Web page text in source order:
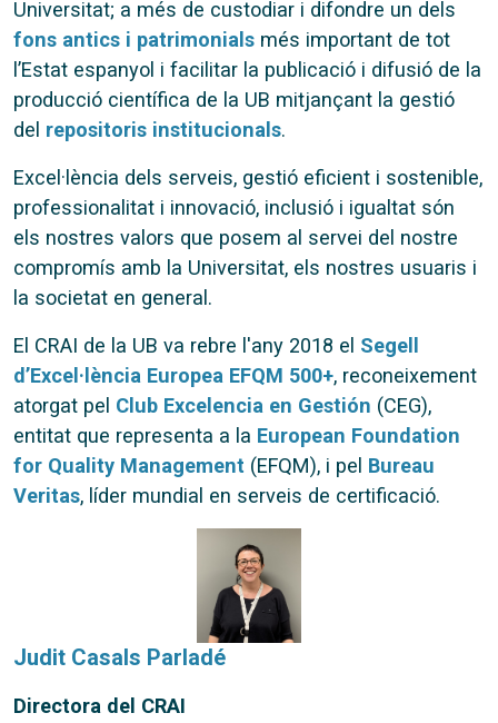
Universitat; a més de custodiar i difondre un dels
fons antics i patrimonials més important de tot
l’Estat espanyol i facilitar la publicació i difusió de la
producció científica de la UB mitjançant la gestió
del repositoris institucionals.
Excel·lència dels serveis, gestió eficient i sostenible,
professionalitat i innovació, inclusió i igualtat són
els nostres valors que posem al servei del nostre
compromís amb la Universitat, els nostres usuaris i
la societat en general.
El CRAI de la UB va rebre l'any 2018 el Segell
d’Excel·lència Europea EFQM 500+, reconeixement
atorgat pel Club Excelencia en Gestión (CEG),
entitat que representa a la European Foundation
for Quality Management (EFQM), i pel Bureau
Veritas, líder mundial en serveis de certificació.
Judit Casals Parladé
Directora del CRAI